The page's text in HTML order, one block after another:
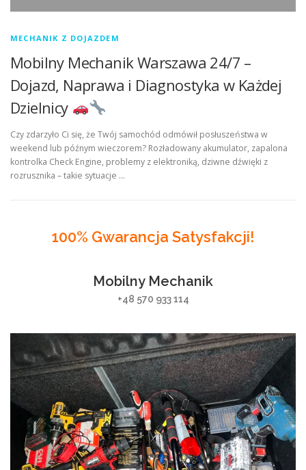
MECHANIK Z DOJAZDEM
Mobilny Mechanik Warszawa 24/7 –
Dojazd, Naprawa i Diagnostyka w Każdej
Dzielnicy
Czy zdarzyło Ci się, że Twój samochód odmówił posłuszeństwa w
weekend lub późnym wieczorem? Rozładowany akumulator, zapalona
kontrolka Check Engine, problemy z elektroniką, dziwne dźwięki z
rozrusznika – takie sytuacje …
100% Gwarancja Satysfakcji!
Mobilny Mechanik
+48 570 933 114